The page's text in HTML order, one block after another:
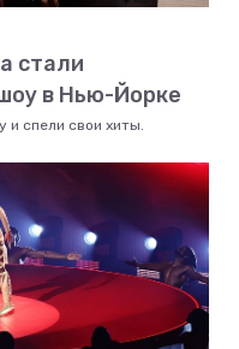
стали
в Нью-Йорке
и спели свои хиты.